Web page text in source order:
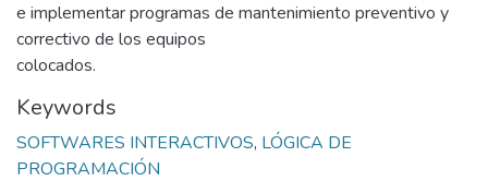
e implementar programas de mantenimiento preventivo y
correctivo de los equipos
colocados.
Keywords
SOFTWARES INTERACTIVOS, LÓGICA DE
PROGRAMACIÓN